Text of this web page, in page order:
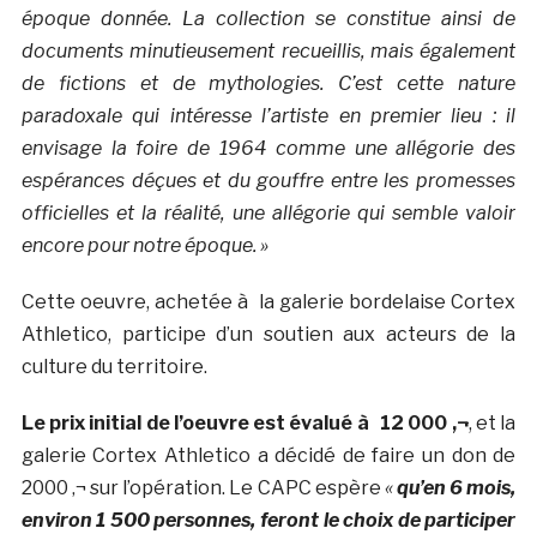
époque donnée. La collection se constitue ainsi de
documents minutieusement recueillis, mais également
de fictions et de mythologies. C’est cette nature
paradoxale qui intéresse l’artiste en premier lieu : il
envisage la foire de 1964 comme une allégorie des
espérances déçues et du gouffre entre les promesses
officielles et la réalité, une allégorie qui semble valoir
encore pour notre époque. »
Cette oeuvre, achetée à la galerie bordelaise Cortex
Athletico, participe d’un soutien aux acteurs de la
culture du territoire.
Le prix initial de l’oeuvre est évalué à 12 000 ‚¬, et la
galerie Cortex Athletico a décidé de faire un don de
2000 ‚¬ sur l’opération. Le CAPC espère «qu’en 6 mois,
environ 1 500 personnes, feront le choix de participer